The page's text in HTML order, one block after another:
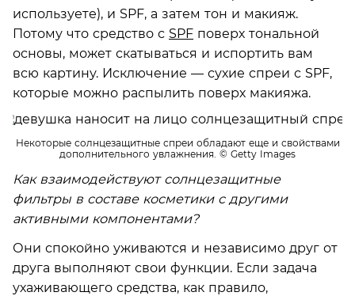
используете), и SPF, а затем тон и макияж.
Потому что средство с SPF поверх тональной
основы, может скатываться и испортить вам
всю картину. Исключение — сухие спреи с SPF,
которые можно распылить поверх макияжа.
Некоторые солнцезащитные спреи обладают еще и свойствами
дополнительного увлажнения. © Getty Images
Как взаимодействуют солнцезащитные
фильтры в составе косметики с другими
активными компонентами?
Они спокойно уживаются и независимо друг от
друга выполняют свои функции. Если задача
ухаживающего средства, как правило,